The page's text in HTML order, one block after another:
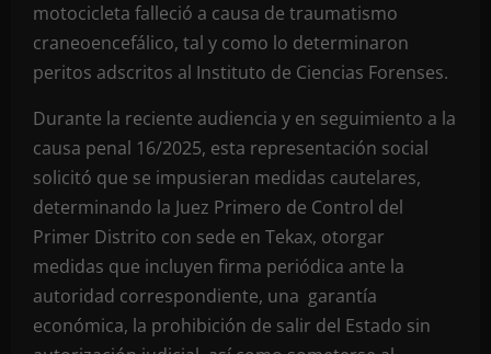
motocicleta falleció a causa de traumatismo
craneoencefálico, tal y como lo determinaron
peritos adscritos al Instituto de Ciencias Forenses.
Durante la reciente audiencia y en seguimiento a la
causa penal 16/2025, esta representación social
solicitó que se impusieran medidas cautelares,
determinando la Juez Primero de Control del
Primer Distrito con sede en Tekax, otorgar
medidas que incluyen firma periódica ante la
autoridad correspondiente, una garantía
económica, la prohibición de salir del Estado sin